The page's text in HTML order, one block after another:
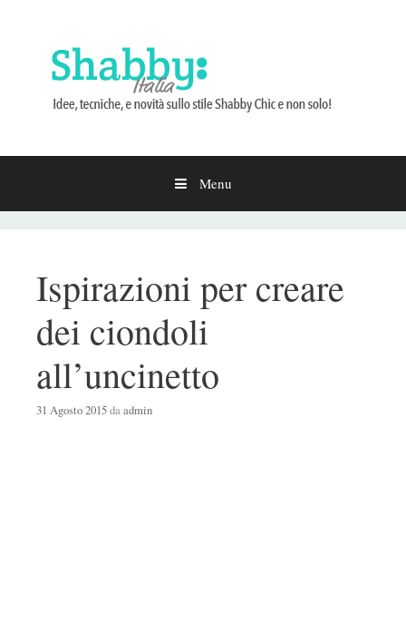
Menu
Ispirazioni per creare
dei ciondoli
all’uncinetto
31 Agosto 2015daadmin